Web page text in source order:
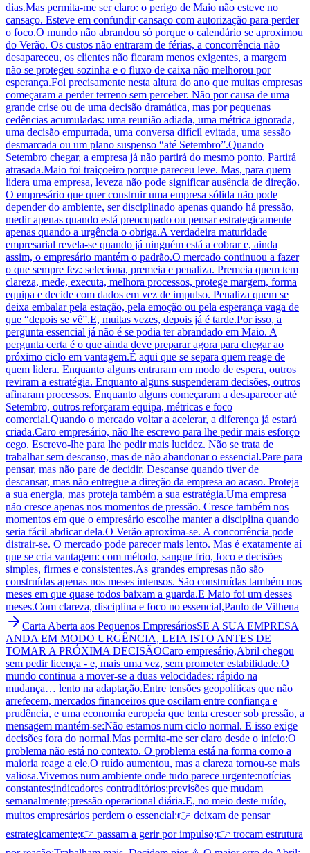
dias.Mas permita-me ser claro: o perigo de Maio não esteve no
cansaço. Esteve em confundir cansaço com autorização para perder
o foco.O mundo não abrandou só porque o calendário se aproximou
do Verão. Os custos não entraram de férias, a concorrência não
desapareceu, os clientes não ficaram menos exigentes, a margem
não se protegeu sozinha e o fluxo de caixa não melhorou por
esperança.Foi precisamente nesta altura do ano que muitas empresas
começaram a perder terreno sem perceber. Não por causa de uma
grande crise ou de uma decisão dramática, mas por pequenas
cedências acumuladas: uma reunião adiada, uma métrica ignorada,
uma decisão empurrada, uma conversa difícil evitada, uma sessão
desmarcada ou um plano suspenso “até Setembro”.Quando
Setembro chegar, a empresa já não partirá do mesmo ponto. Partirá
atrasada.Maio foi traiçoeiro porque pareceu leve. Mas, para quem
lidera uma empresa, leveza não pode significar ausência de direção.
O empresário que quer construir uma empresa sólida não pode
depender do ambiente, ser disciplinado apenas quando há pressão,
medir apenas quando está preocupado ou pensar estrategicamente
apenas quando a urgência o obriga.A verdadeira maturidade
empresarial revela-se quando já ninguém está a cobrar e, ainda
assim, o empresário mantém o padrão.O mercado continuou a fazer
o que sempre fez: seleciona, premeia e penaliza. Premeia quem tem
clareza, mede, executa, melhora processos, protege margem, forma
equipa e decide com dados em vez de impulso. Penaliza quem se
deixa embalar pela estação, pela emoção ou pela esperança vaga de
que “depois se vê”.E, muitas vezes, depois já é tarde.Por isso, a
pergunta essencial já não é se podia ter abrandado em Maio. A
pergunta certa é o que ainda deve preparar agora para chegar ao
próximo ciclo em vantagem.É aqui que se separa quem reage de
quem lidera. Enquanto alguns entraram em modo de espera, outros
reviram a estratégia. Enquanto alguns suspenderam decisões, outros
afinaram processos. Enquanto alguns começaram a desaparecer até
Setembro, outros reforçaram equipa, métricas e foco
comercial.Quando o mercado voltar a acelerar, a diferença já estará
criada.Caro empresário, não lhe escrevo para lhe pedir mais esforço
cego. Escrevo-lhe para lhe pedir mais lucidez. Não se trata de
trabalhar sem descanso, mas de não abandonar o essencial.Pare para
pensar, mas não pare de decidir. Descanse quando tiver de
descansar, mas não entregue a direção da empresa ao acaso. Proteja
a sua energia, mas proteja também a sua estratégia.Uma empresa
não cresce apenas nos momentos de pressão. Cresce também nos
momentos em que o empresário escolhe manter a disciplina quando
seria fácil abdicar dela.O Verão aproxima-se. A concorrência pode
distrair-se. O mercado pode parecer mais lento. Mas é exatamente aí
que se cria vantagem: com método, sangue frio, foco e decisões
simples, firmes e consistentes.As grandes empresas não são
construídas apenas nos meses intensos. São construídas também nos
meses em que quase todos baixam a guarda.E Maio foi um desses
meses.Com clareza, disciplina e foco no essencial,Paulo de Vilhena
Carta Aberta aos Pequenos EmpresáriosSE A SUA EMPRESA
ANDA EM MODO URGÊNCIA, LEIA ISTO ANTES DE
TOMAR A PRÓXIMA DECISÃOCaro empresário,Abril chegou
sem pedir licença - e, mais uma vez, sem prometer estabilidade.O
mundo continua a mover-se a duas velocidades: rápido na
mudança… lento na adaptação.Entre tensões geopolíticas que não
arrefecem, mercados financeiros que oscilam entre confiança e
prudência, e uma economia europeia que tenta crescer sob pressão, a
mensagem mantém-se:Não estamos num ciclo normal. E isso exige
decisões fora do normal.Mas permita-me ser claro desde o início:O
problema não está no contexto. O problema está na forma como a
maioria reage a ele.O ruído aumentou, mas a clareza tornou-se mais
valiosa.Vivemos num ambiente onde tudo parece urgente:notícias
constantes;indicadores contraditórios;previsões que mudam
semanalmente;pressão operacional diária.E, no meio deste ruído,
muitos empresários perdem o essencial:👉 deixam de pensar
estrategicamente;👉 passam a gerir por impulso;👉 trocam estrutura